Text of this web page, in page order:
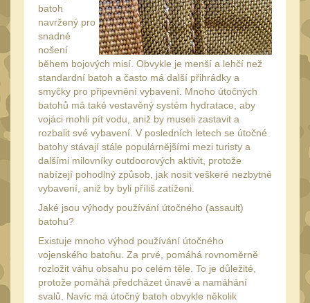
Kolimátory53
Zvětšovací moduly5
LPVO 21
Na vzduchovku
Na kuše
Velký oční reliéf1
Na dlouhé
vzdálenosti 13
Multi-range
Krátka a střední
vzdálenost
16
Príslušenstvo pre
optiku9
batoh
navržený pro
snadné
nošení
během bojových misí. Obvykle je menší a lehčí než
standardní batoh a často má další přihrádky a
smyčky pro připevnění vybavení. Mnoho útočných
batohů má také vestavěný systém hydratace, aby
vojáci mohli pít vodu, aniž by museli zastavit a
rozbalit své vybavení. V posledních letech se útočné
batohy stávají stále populárnějšími mezi turisty a
dalšími milovníky outdoorových aktivit, protože
nabízejí pohodlný způsob, jak nosit veškeré nezbytné
vybavení, aniž by byli příliš zatíženi.
Jaké jsou výhody používání útočného (assault)
batohu?
Existuje mnoho výhod používání útočného
vojenského batohu. Za prvé, pomáhá rovnoměrně
rozložit váhu obsahu po celém těle. To je důležité,
protože pomáhá předcházet únavě a namáhání
svalů. Navíc má útočný batoh obvykle několik